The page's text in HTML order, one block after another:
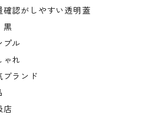
確認がしやすい透明蓋
黒
プル
ゃれ
ブランド
店